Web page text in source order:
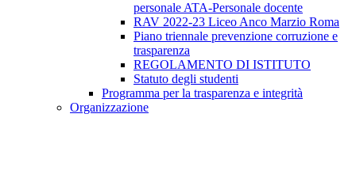
personale ATA-Personale docente
RAV 2022-23 Liceo Anco Marzio Roma
Piano triennale prevenzione corruzione e
trasparenza
REGOLAMENTO DI ISTITUTO
Statuto degli studenti
Programma per la trasparenza e integrità
Organizzazione